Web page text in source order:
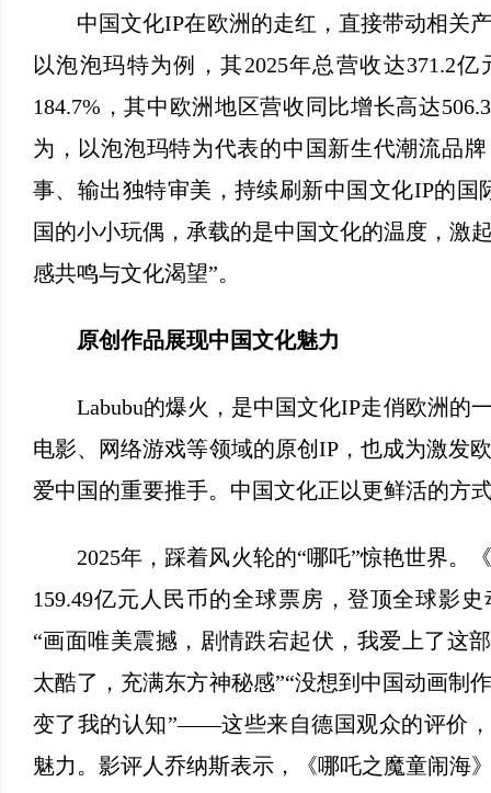
中国文化IP在欧洲的走红，直接带动相关
以泡泡玛特为例，其2025年总营收达371.2
184.7%，其中欧洲地区营收同比增长高达
为，以泡泡玛特为代表的中国新生代潮流品
事、输出独特审美，持续刷新中国文化IP的国
国的小小玩偶，承载的是中国文化的温度，激
感共鸣与文化渴望”。
原创作品展现中国文化魅力
Labubu的爆火，是中国文化IP走俏欧洲的
电影、网络游戏等领域的原创IP，也成为激发
爱中国的重要推手。中国文化正以更鲜活的方
2025年，踩着风火轮的“哪吒”惊艳世界。
159.49亿元人民币的全球票房，登顶全球影
“画面唯美震撼，剧情跌宕起伏，我爱上了这
太酷了，充满东方神秘感”“没想到中国动画制
变了我的认知”——这些来自德国观众的评价
魅力。影评人乔纳斯表示，《哪吒之魔童闹海